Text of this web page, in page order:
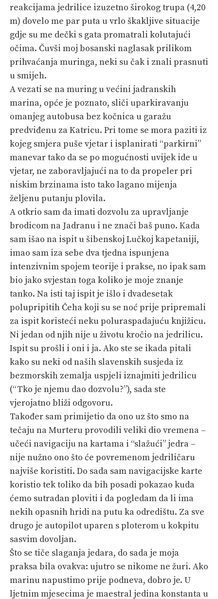
reakcijama jedrilice izuzetno širokog trupa (4,20
m) dovelo me par puta u vrlo škakljive situacije
gdje su me dečki s gata promatrali kolutajući
očima. Čuvši moj bosanski naglasak prilikom
prihvaćanja muringa, neki su čak i znali prasnuti
u smijeh.
A vezati se na muring u većini jadranskih
marina, opće je poznato, sliči uparkiravanju
omanjeg autobusa bez kočnica u garažu
predviđenu za Katricu. Pri tome se mora paziti iz
kojeg smjera puše vjetar i isplanirati “parkirni”
manevar tako da se po mogućnosti uvijek ide u
vjetar, ne zaboravljajući na to da propeler pri
niskim brzinama isto tako lagano mijenja
željenu putanju plovila.
A otkrio sam da imati dozvolu za upravljanje
brodicom na Jadranu i ne znači baš puno. Kada
sam išao na ispit u šibenskoj Lučkoj kapetaniji,
imao sam iza sebe dva tjedna ispunjena
intenzivnim spojem teorije i prakse, no ipak sam
bio jako svjestan toga koliko je moje znanje
tanko. Na isti taj ispit je išlo i dvadesetak
polupripitih Čeha koji su se noć prije pripremali
za ispit koristeći neku poluraspadajuću knjižicu.
Ni jedan od njih nije u životu kročio na jedrilicu.
Ispit su prošli i oni i ja. Ako ste se ikada pitali
kako su neki od naših slavenskih susjeda iz
bezmorskih zemalja uspjeli iznajmiti jedrilicu
(“Tko je njemu dao dozvolu?”), sada ste
vjerojatno bliži odgovoru.
Također sam primijetio da ono uz što smo na
tečaju na Murteru provodili veliki dio vremena –
učeći navigaciju na kartama i “slažući” jedra –
nije nužno ono što će povremenom jedriličaru
najviše koristiti. Do sada sam navigacijske karte
koristio tek toliko da bih posadi pokazao kuda
ćemo sutradan ploviti i da pogledam da li ima
nekih opasnih hridi na putu ka odredištu. Za sve
drugo je autopilot uparen s ploterom u kokpitu
sasvim dovoljan.
Što se tiče slaganja jedara, do sada je moja
praksa bila ovakva: ujutro se nikome ne žuri. Ako
marinu napustimo prije podneva, dobro je. U
ljetnim mjesecima je maestral jedina konstanta u